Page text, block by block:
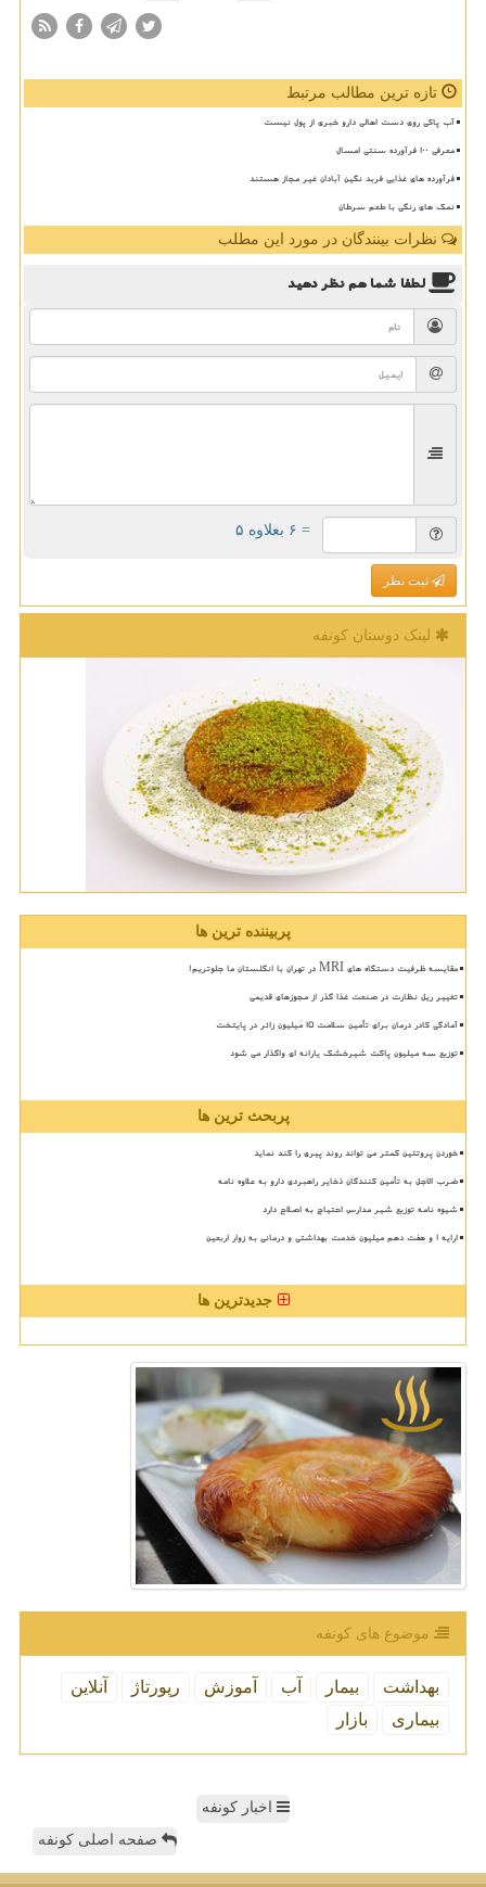
تازه ترین مطالب مرتبط
آب پاکی روی دست اهالی دارو خبری از پول نیست
معرفی ۱۰۰ فرآورده سنتی امسال
فرآورده های غذایی فربد نگین آبادان غیر مجاز هستند
نمک های رنگی با طعم سرطان
نظرات بینندگان در مورد این مطلب
لطفا شما همنظر دهید
= ۶ بعلاوه ۵
ثبت نظر
لینک دوستان كونفه
پربیننده ترین ها
مقایسه ظرفیت دستگاه های MRI در تهران با انگلستان ما جلوتریم!
تغییر ریل نظارت در صنعت غذا گذر از مجوزهای قدیمی
آمادگی کادر درمان برای تأمین سلامت 15 میلیون زائر در پایتخت
توزیع سه میلیون پاکت شیرخشک یارانه ای واگذار می شود
پربحث ترین ها
خوردن پروتئین کمتر می تواند روند پیری را کند نماید
ضرب الاجل به تأمین کنندگان ذخایر راهبردی دارو به علاوه نامه
شیوه نامه توزیع شیر مدارس احتیاج به اصلاح دارد
ارایه ۱ و هفت دهم میلیون خدمت بهداشتی و درمانی به زوار اربعین
جدیدترین ها
موضوع های كونفه
بهداشت بیمار آب آموزش رپورتاژ
آنلاین
بیماری
بازار
اخبار کونفه
صفحه اصلی کونفه